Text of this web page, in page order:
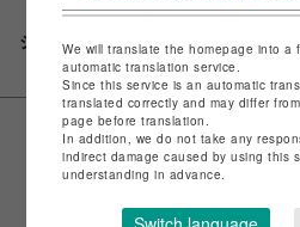
シェアするWe will translate the homepage into a
automatic translation service.
Since this service is an automatic
translated correctly and may differ
page before translation.
In addition, we do not take any
indirect damage caused by using this
understanding in advance.